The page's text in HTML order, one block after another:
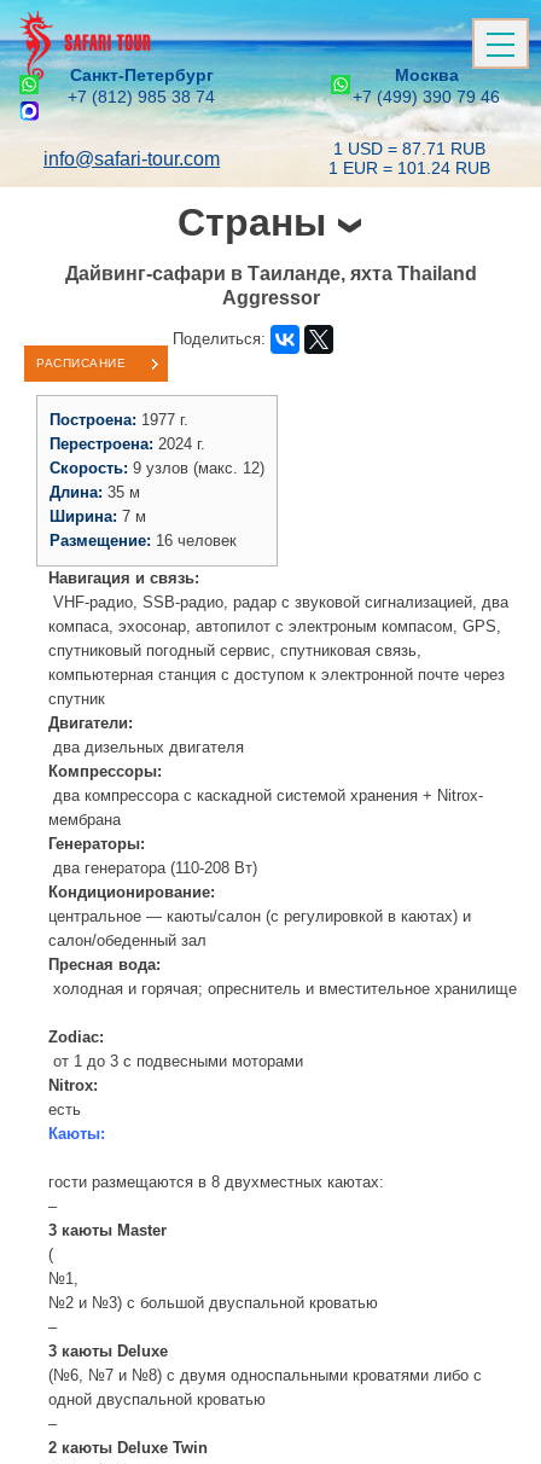
Санкт-Петербург
+7 (812) 985 38 74
Москва
+7 (499) 390 79 46
info@safari-tour.com
1 USD = 87.71 RUB
1 EUR = 101.24 RUB
Страны
Дайвинг-сафари в Таиланде, яхта Thailand
Aggressor
Поделиться:
РАСПИСАНИЕ
Построена: 1977 г.
Перестроена: 2024 г.
Скорость: 9 узлов (макс. 12)
Длина: 35 м
Ширина: 7 м
Размещение: 16 человек
Навигация и связь:
VHF-радио, SSB-радио, радар с звуковой сигнализацией, два
компаса, эхосонар, автопилот с электроным компасом, GPS,
спутниковый погодный сервис, спутниковая связь,
компьютерная станция с доступом к электронной почте через
спутник
Двигатели:
два дизельных двигателя
Компрессоры:
два компрессора с каскадной системой хранения + Nitrox-
мембрана
Генераторы:
два генератора (110-208 Вт)
Кондиционирование:
центральное — каюты/салон (с регулировкой в каютах) и
салон/обеденный зал
Пресная вода:
холодная и горячая; опреснитель и вместительное хранилище
Zodiaс:
от 1 до 3 с подвесными моторами
Nitrox:
есть
Каюты:
гости размещаются в 8 двухместных каютах:
–
3 каюты Master
(
№1,
№2 и №3) c большой двуспальной кроватью
–
3 каюты Deluxe
(№6, №7 и №8) с двумя односпальными кроватями либо c
одной двуспальной кроватью
–
2 каюты Deluxe Twin